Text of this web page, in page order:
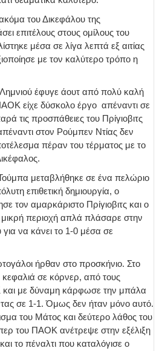
του Δικεφάλου της
επιτέλους στους ομίλους του
μέσα σε λίγα λεπτά εξ αιτίας
με τον καλύτερο τρόπο η
έφυγε άουτ από πολύ καλή
είχε δύσκολο έργο απέναντι σε
τις προσπάθειες του Πρίγιοβιτς
στον Ρούμπεν Ντίας δεν
πέραν του τέρματος με το
μεταβλήθηκε σε ένα πελώριο
επιθετική δημιουργία, ο
τον αμαρκάριστο Πρίγιοβιτς και ο
περιοχή απλά πλάσαρε στην
να κάνει το 1-0 μέσα σε
ήρθαν στο προσκήνιο. Στο
κεφαλιά σε κόρνερ, από τους
και με δύναμη κάρφωσε την μπάλα
σε 1-1. Όμως δεν ήταν μόνο αυτό.
του Μάτος και δεύτερο λάθος του
του ΠΑΟΚ ανέτρεψε στην εξέλιξη
το πέναλτι που καταλόγισε ο